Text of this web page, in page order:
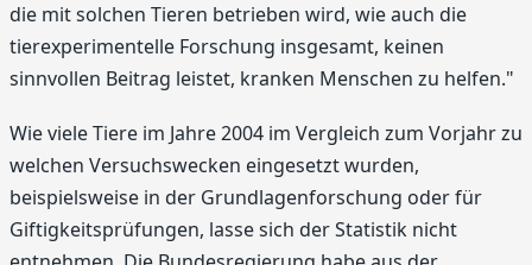
die mit solchen Tieren betrieben wird, wie auch die
tierexperimentelle Forschung insgesamt, keinen
sinnvollen Beitrag leistet, kranken Menschen zu helfen."
Wie viele Tiere im Jahre 2004 im Vergleich zum Vorjahr zu
welchen Versuchswecken eingesetzt wurden,
beispielsweise in der Grundlagenforschung oder für
Giftigkeitsprüfungen, lasse sich der Statistik nicht